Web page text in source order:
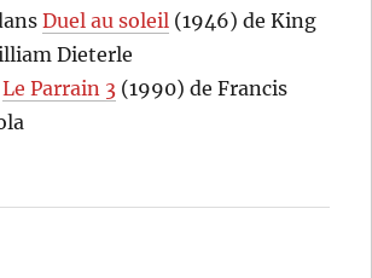
Duel au soleil (1946) de King
Dieterle
Le Parrain 3 (1990) de Francis